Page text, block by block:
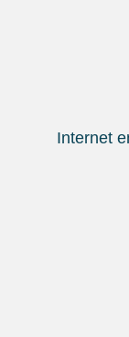
Internet